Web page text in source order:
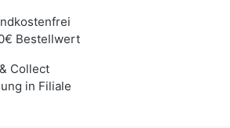
Bestellwert
Collect
in Filiale